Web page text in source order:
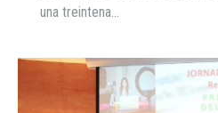
una treintena…